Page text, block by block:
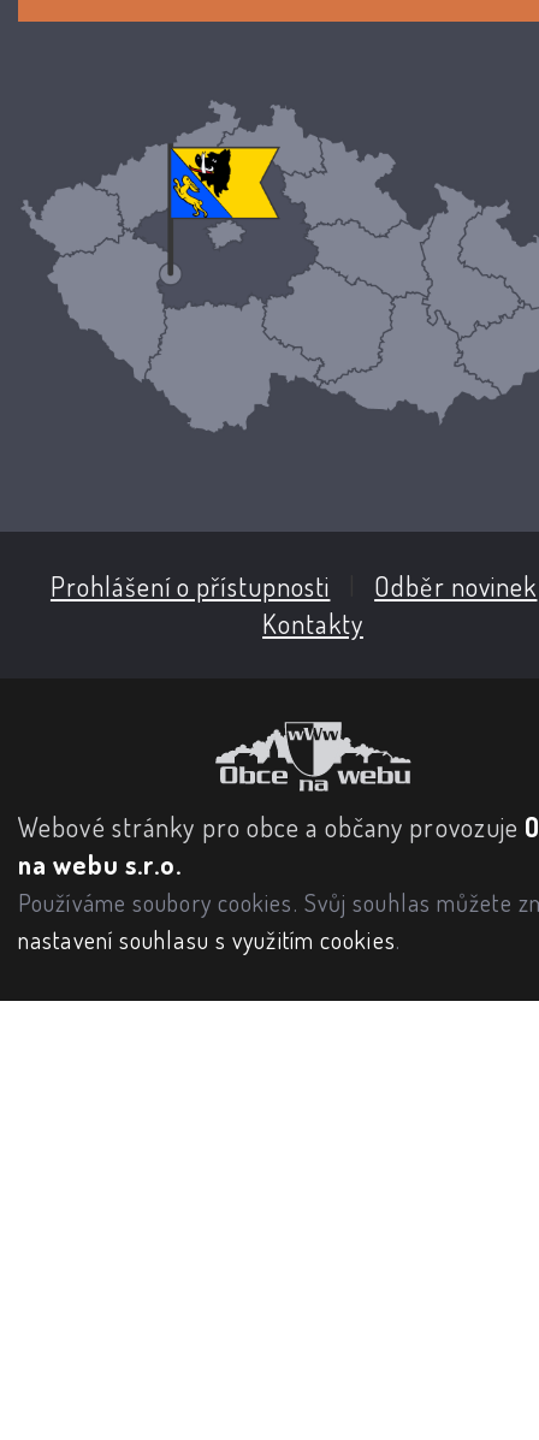
Prohlášení o přístupnosti Odběr novinek
Kontakty
Webové stránky pro obce a občany provozuje
na webu s.r.o.
Používáme soubory cookies. Svůj souhlas můžete
nastavení souhlasu s využitím cookies.